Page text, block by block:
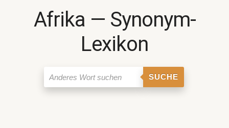
Afrika ― Synonym-
Lexikon
SUCHE